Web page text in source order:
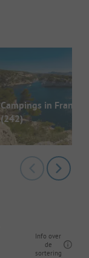
Campings in
(242)
Info over
de
sortering